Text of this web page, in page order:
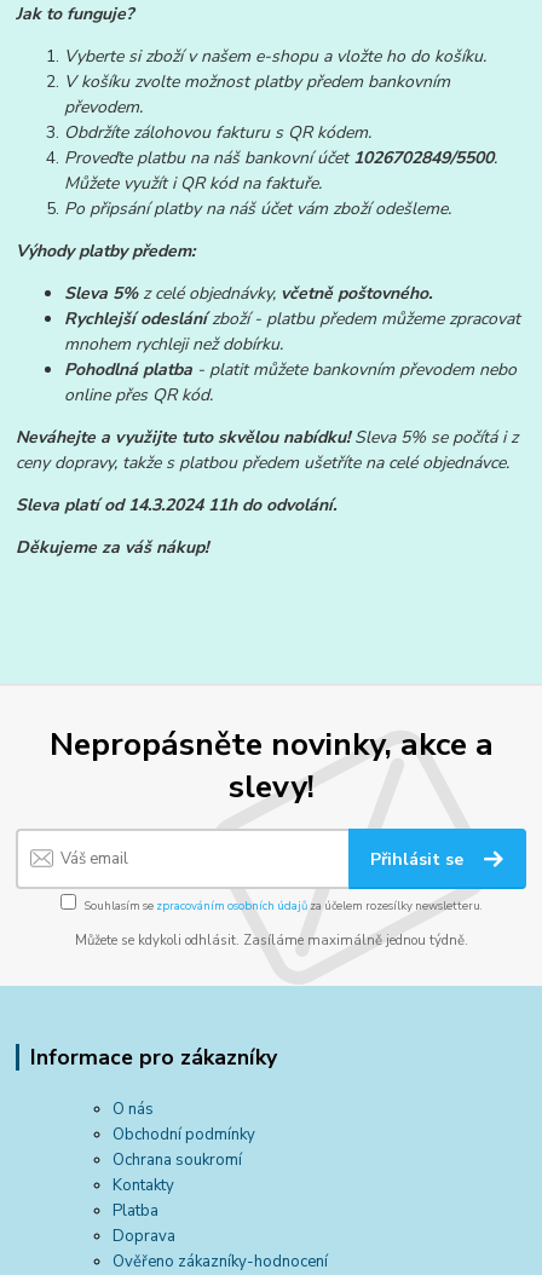
Jak to funguje?
Vyberte si zboží v našem e-shopu a vložte ho do košíku.
V košíku zvolte možnost platby předem bankovním
převodem.
Obdržíte zálohovou fakturu s QR kódem.
Proveďte platbu na náš bankovní účet1026702849/5500.
Můžete využít i QR kód na faktuře.
Po připsání platby na náš účet vám zboží odešleme.
Výhody platby předem:
Sleva 5%z celé objednávky, včetně poštovného.
Rychlejší odeslánízboží - platbu předem můžeme zpracovat
mnohem rychleji než dobírku.
Pohodlná platba - platit můžete bankovním převodem nebo
online přes QR kód.
Neváhejte a využijte tuto skvělou nabídku!Sleva 5% se počítá i z
ceny dopravy, takže s platbou předem ušetříte na celé objednávce.
Sleva platí od 14.3.2024 11h do odvolání.
Děkujeme za váš nákup!
Nepropásněte novinky, akce a
slevy!
Přihlásit se
Souhlasím se zpracováním osobních údajůza účelem rozesílky newsletteru.
Můžete se kdykoli odhlásit. Zasíláme maximálně jednou týdně.
Informace pro zákazníky
O nás
Obchodní podmínky
Ochrana soukromí
Kontakty
Platba
Doprava
Ověřeno zákazníky-hodnocení